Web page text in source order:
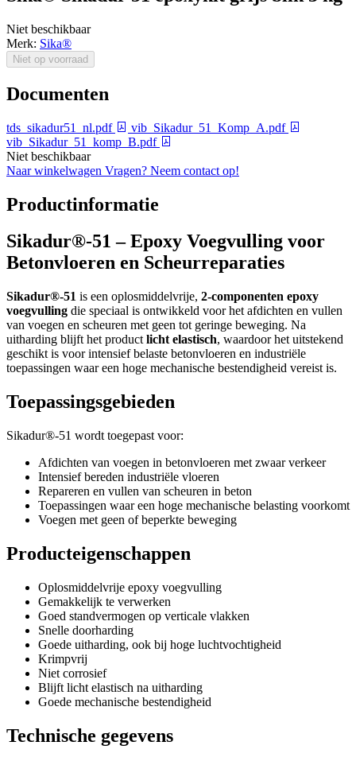
Niet beschikbaar
Merk: Sika®
Niet op voorraad
Documenten
tds_sikadur51_nl.pdf
vib_Sikadur_51_Komp_A.pdf
vib_Sikadur_51_komp_B.pdf
Niet beschikbaar
Naar winkelwagen Vragen? Neem contact op!
Productinformatie
Sikadur®-51 – Epoxy Voegvulling voor
Betonvloeren en Scheurreparaties
Sikadur®-51 is een oplosmiddelvrije, 2-componenten epoxy
voegvulling die speciaal is ontwikkeld voor het afdichten en vullen
van voegen en scheuren met geen tot geringe beweging. Na
uitharding blijft het product licht elastisch, waardoor het uitstekend
geschikt is voor intensief belaste betonvloeren en industriële
toepassingen waar een hoge mechanische bestendigheid vereist is.
Toepassingsgebieden
Sikadur®-51 wordt toegepast voor:
Afdichten van voegen in betonvloeren met zwaar verkeer
Intensief bereden industriële vloeren
Repareren en vullen van scheuren in beton
Toepassingen waar een hoge mechanische belasting voorkomt
Voegen met geen of beperkte beweging
Producteigenschappen
Oplosmiddelvrije epoxy voegvulling
Gemakkelijk te verwerken
Goed standvermogen op verticale vlakken
Snelle doorharding
Goede uitharding, ook bij hoge luchtvochtigheid
Krimpvrij
Niet corrosief
Blijft licht elastisch na uitharding
Goede mechanische bestendigheid
Technische gegevens